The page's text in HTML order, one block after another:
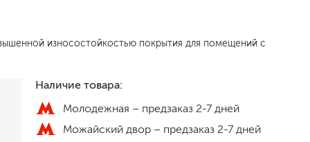
моющиеся
краски для декора, патина
мокрый шелк
песок (эффект песчаных вихрей)
износостойкостью покрытия для помещений с
Наличие товара:
Молодежная – предзаказ 2-7 дней
Можайский двор – предзаказ 2-7 дней